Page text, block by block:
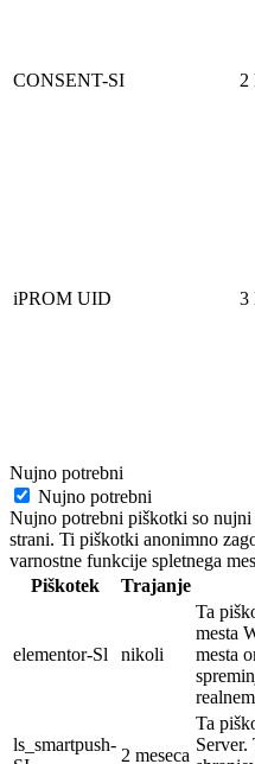
CONSENT-SI 2
iPROM UID 3
Nujno potrebni
Nujno potrebni
Nujno potrebni piškotki so
strani. Ti piškotki anonimno
varnostne funkcije spletnega
Piškotek
Trajanje
elementor-Sl nikoli
Ta
mesta
mesta
ls_smartpush-
2 meseca
Ta
Server.